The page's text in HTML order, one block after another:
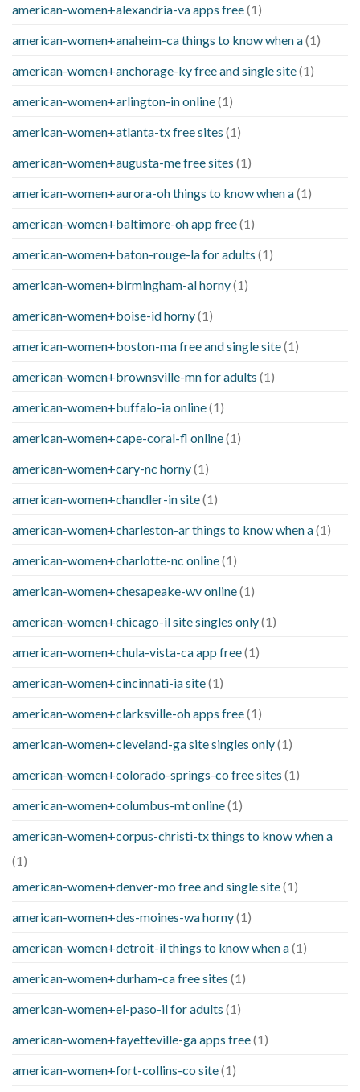
american-women+alexandria-va apps free(1)
american-women+anaheim-ca things to know when a(1)
american-women+anchorage-ky free and single site(1)
american-women+arlington-in online(1)
american-women+atlanta-tx free sites (1)
american-women+augusta-me free sites (1)
american-women+aurora-oh things to know when a(1)
american-women+baltimore-oh app free(1)
american-women+baton-rouge-la for adults (1)
american-women+birmingham-al horny(1)
american-women+boise-id horny(1)
american-women+boston-ma free and single site(1)
american-women+brownsville-mn for adults (1)
american-women+buffalo-ia online(1)
american-women+cape-coral-fl online(1)
american-women+cary-nc horny(1)
american-women+chandler-in site(1)
american-women+charleston-ar things to know when a(1)
american-women+charlotte-nc online(1)
american-women+chesapeake-wv online(1)
american-women+chicago-il site singles only(1)
american-women+chula-vista-ca app free(1)
american-women+cincinnati-ia site(1)
american-women+clarksville-oh apps free(1)
american-women+cleveland-ga site singles only(1)
american-women+colorado-springs-co free sites (1)
american-women+columbus-mt online(1)
american-women+corpus-christi-tx things to know when a
(1)
american-women+denver-mo free and single site(1)
american-women+des-moines-wa horny(1)
american-women+detroit-il things to know when a(1)
american-women+durham-ca free sites (1)
american-women+el-paso-il for adults (1)
american-women+fayetteville-ga apps free(1)
american-women+fort-collins-co site(1)